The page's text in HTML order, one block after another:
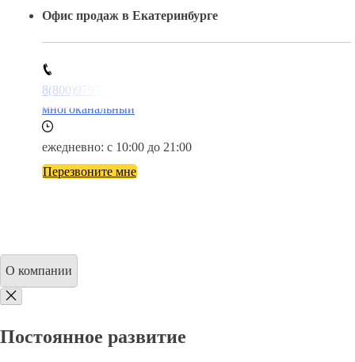
Офис продаж в Екатеринбурге
8(800)9797043
многоканальный
ежедневно: с 10:00 до 21:00
Перезвоните мне
О компании
Постоянное развитие